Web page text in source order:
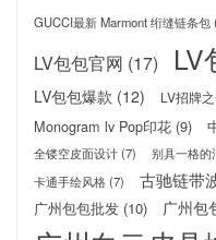
GUCCI最新 Marmont 绗缝链条包
LV包包官网 (17) LV
LV包包爆款 (12) LV招牌
Monogram lv Pop印花 (9)
全镂空皮面设计(7) 别具一格的
卡通手绘风格(7) 古驰链带
广州包包批发 (10) 广州包